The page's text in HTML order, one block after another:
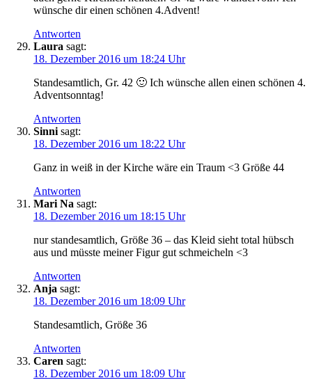
wünsche dir einen schönen 4.Advent!
Antworten
Laura sagt:
18. Dezember 2016 um 18:24 Uhr
Standesamtlich, Gr. 42 🙂 Ich wünsche allen einen schönen 4.
Adventsonntag!
Antworten
Sinni sagt:
18. Dezember 2016 um 18:22 Uhr
Ganz in weiß in der Kirche wäre ein Traum <3 Größe 44
Antworten
Mari Na sagt:
18. Dezember 2016 um 18:15 Uhr
nur standesamtlich, Größe 36 – das Kleid sieht total hübsch
aus und müsste meiner Figur gut schmeicheln <3
Antworten
Anja sagt:
18. Dezember 2016 um 18:09 Uhr
Standesamtlich, Größe 36
Antworten
Caren sagt:
18. Dezember 2016 um 18:09 Uhr